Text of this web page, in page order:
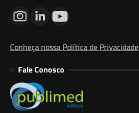
Conheça nossa Política de Privacidade
Fale Conosco